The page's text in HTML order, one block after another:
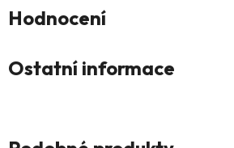
Hodnocení
Ostatní informace